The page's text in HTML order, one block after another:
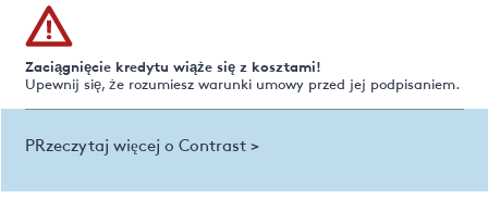
Zaciągnięcie kredytu wiąże się z kosztami!
Upewnij się, że rozumiesz warunki umowy przed jej podpisaniem.
PRzeczytaj więcej o Contrast >